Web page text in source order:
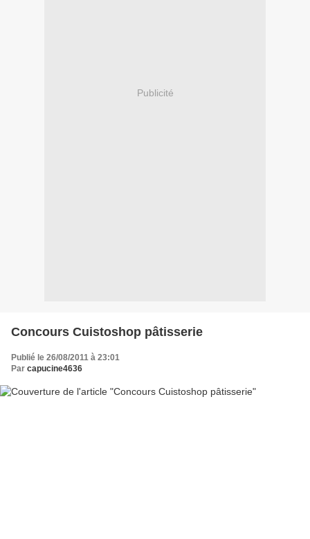
Publicité
Concours Cuistoshop pâtisserie
Publié le 26/08/2011 à 23:01
Par capucine4636